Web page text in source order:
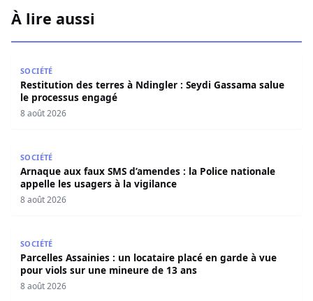
À lire aussi
SOCIÉTÉ
Restitution des terres à Ndingler : Seydi Gassama salue
le processus engagé
8 août 2026
SOCIÉTÉ
Arnaque aux faux SMS d’amendes : la Police nationale
appelle les usagers à la vigilance
8 août 2026
SOCIÉTÉ
Parcelles Assainies : un locataire placé en garde à vue
pour viols sur une mineure de 13 ans
8 août 2026